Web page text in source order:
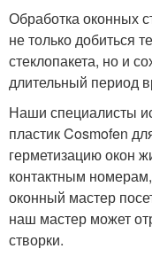
Обработка оконных
не только добиться
стеклопакета, но и
длительный период
Наши специалисты
пластик Cosmofen
герметизацию окон
контактным
оконный мастер
наш мастер может
створки.